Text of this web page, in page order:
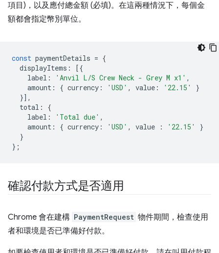
項目)，以及應付總金額 (必填)。在這兩種情況下，每個金
額都會指定幣別單位。
const paymentDetails = {
displayItems :
[{
label : 'Anvil L/S Crew Neck - Grey M x1' ,
amount : { currency : 'USD' , value : '22.15'
}
}],
total :
{
label : 'Total due' ,
amount : { currency : 'USD' , value : '22.15'
}
}
};
確認付款方式是否適用
Chrome 會在建構 PaymentRequest 物件期間，檢查使用
者和環境是否已準備好付款。